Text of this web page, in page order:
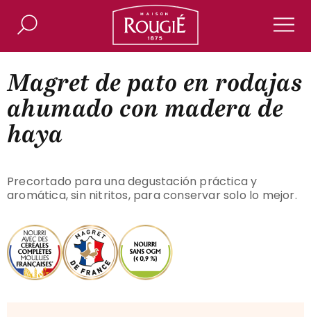
Maison Rougié
Buscar
Magret de pato en rodajas
ahumado con madera de
haya
Precortado para una degustación práctica y
aromática, sin nitritos, para conservar solo lo mejor.